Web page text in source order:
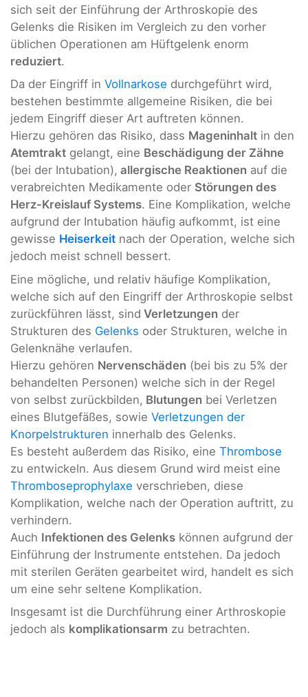
sich seit der Einführung der Arthroskopie des
Gelenks die Risiken im Vergleich zu den vorher
üblichen Operationen am Hüftgelenk enorm
reduziert.
Da der Eingriff in Vollnarkose durchgeführt wird,
bestehen bestimmte allgemeine Risiken, die bei
jedem Eingriff dieser Art auftreten können.
Hierzu gehören das Risiko, dass Mageninhalt in den
Atemtrakt gelangt, eine Beschädigung der Zähne
(bei der Intubation), allergische Reaktionen auf die
verabreichten Medikamente oder Störungen des
Herz-Kreislauf Systems. Eine Komplikation, welche
aufgrund der Intubation häufig aufkommt, ist eine
gewisse Heiserkeit nach der Operation, welche sich
jedoch meist schnell bessert.
Eine mögliche, und relativ häufige Komplikation,
welche sich auf den Eingriff der Arthroskopie selbst
zurückführen lässt, sind Verletzungen der
Strukturen des Gelenks oder Strukturen, welche in
Gelenknähe verlaufen.
Hierzu gehören Nervenschäden (bei bis zu 5% der
behandelten Personen) welche sich in der Regel
von selbst zurückbilden, Blutungen bei Verletzen
eines Blutgefäßes, sowie Verletzungen der
Knorpelstrukturen innerhalb des Gelenks.
Es besteht außerdem das Risiko, eine Thrombose
zu entwickeln. Aus diesem Grund wird meist eine
Thromboseprophylaxe verschrieben, diese
Komplikation, welche nach der Operation auftritt, zu
verhindern.
Auch Infektionen des Gelenks können aufgrund der
Einführung der Instrumente entstehen. Da jedoch
mit sterilen Geräten gearbeitet wird, handelt es sich
um eine sehr seltene Komplikation.
Insgesamt ist die Durchführung einer Arthroskopie
jedoch als komplikationsarm zu betrachten.